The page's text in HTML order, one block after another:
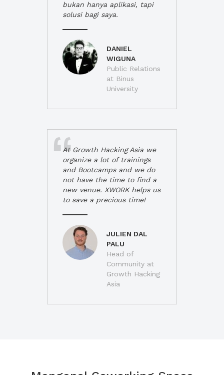
bukan hanya aplikasi, tapi
solusi bagi saya.
DANIEL
WIGUNA
Public Relations
at Binus
University
At Growth Hacking Asia we
organize a lot of trainings
and Bootcamps and we do
not have the time to find a
new venue. XWORK helps us
to save a precious time!
JULIEN DAL
PALU
Head of
Community at
Growth Hacking
Asia